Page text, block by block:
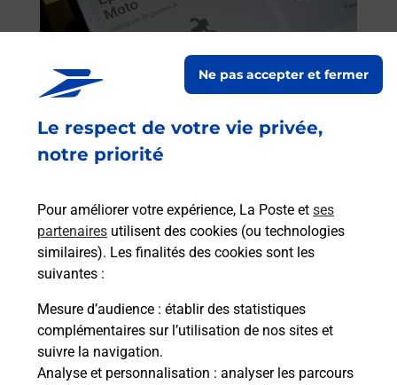
Le respect de votre vie privée,
notre priorité
Pour améliorer votre expérience, La Poste et ses
partenaires utilisent des cookies (ou technologies
similaires). Les finalités des cookies sont les
suivantes :
Mesure d’audience : établir des statistiques
complémentaires sur l’utilisation de nos sites et
suivre la navigation.
Analyse et personnalisation : analyser les parcours
Ne pas accepter et fermer
Code de la route auto ou moto
(97250) ? Découvrez l'offre proposée par La Poste.
En savoir plus Je réserve
Foire aux questions